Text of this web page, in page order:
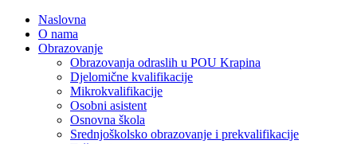
Naslovna
O nama
Obrazovanje
Obrazovanja odraslih u POU Krapina
Djelomične kvalifikacije
Mikrokvalifikacije
Osobni asistent
Osnovna škola
Srednjoškolsko obrazovanje i prekvalifikacije